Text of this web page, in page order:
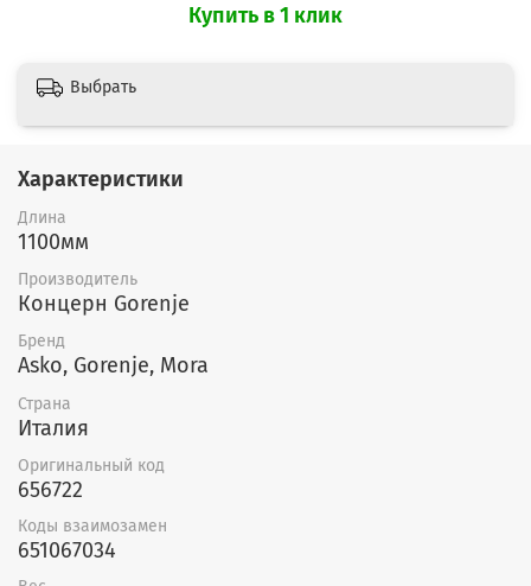
Купить в 1 клик
Выбрать
Характеристики
Длина
1100мм
Производитель
Концерн Gorenje
Бренд
Asko, Gorenje, Mora
Страна
Италия
Оригинальный код
656722
Коды взаимозамен
651067034